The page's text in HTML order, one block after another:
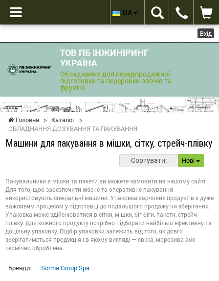
Вхід
ТОВ ПБ ІНЖИНІРИНГ
УКРАЇНА
Обладнання для передпродажної
підготовки та переробки овочів та
фруктів
UA
Головна > Каталог >
ОБЛАДНАННЯ ДОЗУВАННЯ ТА ПАКУВАННЯ
Машини для пакування в мішки, сітку, стрейч-плівку
Сортувати: Нові
Пакувальники в мішки та пакети ви можете замовити на нашому сайті.
Для того, щоб забезпечити якісне та оперативне пакування
використовують спеціальні машини. Упаковка харчових продуктів є дуже
важливим процесом у підготовці до подальшого продажу чи зберігання.
Упаковка може здійснюватися в сітки, мішки, біг-біги, пакети, стрейч-
плівку. Для кожного продукту потрібно підбирати найбільш ефективну та
доцільну упаковку. Підбір упаковки залежить від того, як довго
зберігатиметься продукція і в якому вигляді — свіжа, морозива або
термічно оброблена.
Бренди: Sorma Group Spa